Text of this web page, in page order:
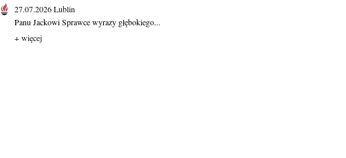
27.07.2026Lublin
Panu Jackowi Sprawce wyrazy głębokiego...
+ więcej